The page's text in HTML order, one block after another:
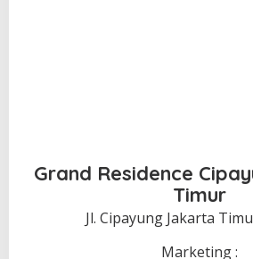
Grand Residence
Timur
Jl. Cipayung Jakarta
Marketing :